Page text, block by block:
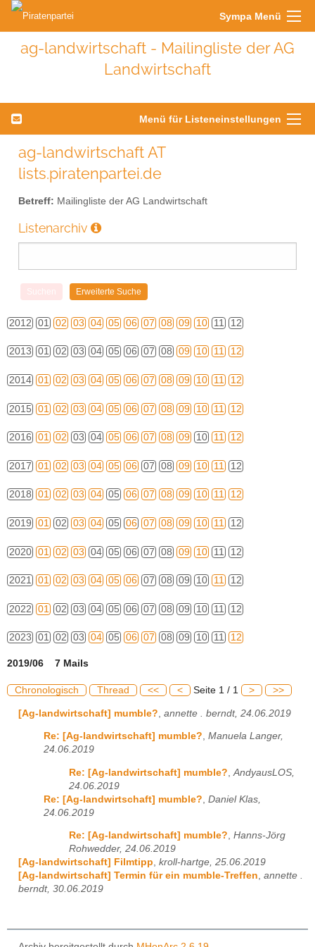
Sympa Menü
ag-landwirtschaft - Mailingliste der AG
Landwirtschaft
Menü für Listeneinstellungen
ag-landwirtschaft AT
lists.piratenpartei.de
Betreff: Mailingliste der AG Landwirtschaft
Listenarchiv
2012 01 02 03 04 05 06 07 08 09 10 11 12
2013 01 02 03 04 05 06 07 08 09 10 11 12
2014 01 02 03 04 05 06 07 08 09 10 11 12
2015 01 02 03 04 05 06 07 08 09 10 11 12
2016 01 02 03 04 05 06 07 08 09 10 11 12
2017 01 02 03 04 05 06 07 08 09 10 11 12
2018 01 02 03 04 05 06 07 08 09 10 11 12
2019 01 02 03 04 05 06 07 08 09 10 11 12
2020 01 02 03 04 05 06 07 08 09 10 11 12
2021 01 02 03 04 05 06 07 08 09 10 11 12
2022 01 02 03 04 05 06 07 08 09 10 11 12
2023 01 02 03 04 05 06 07 08 09 10 11 12
2019/06 7 Mails
Chronologisch Thread << < Seite 1 / 1 > >>
[Ag-landwirtschaft] mumble? annette . berndt, 24.06.2019
Re: [Ag-landwirtschaft] mumble?, Manuela Langer,
24.06.2019
Re: [Ag-landwirtschaft] mumble? AndyausLOS,
24.06.2019
Re: [Ag-landwirtschaft] mumble? Daniel Klas,
24.06.2019
Re: [Ag-landwirtschaft] mumble?, Hanns-Jörg
Rohwedder, 24.06.2019
[Ag-landwirtschaft] Filmtipp, kroll-hartge, 25.06.2019
[Ag-landwirtschaft] Termin für ein mumble-Treffen, annette .
berndt, 30.06.2019